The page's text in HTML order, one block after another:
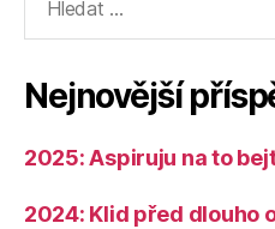
vyhledávání:
Nejnovější
2025: Aspiruju na to
2024: Klid před dlouho